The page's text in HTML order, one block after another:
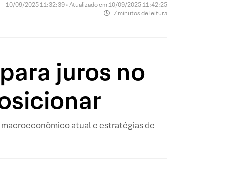
10/09/2025 11:32:39 • Atualizado em 10/09/2025 11:42:25
7 minutos de leitura
juros no
atual e estratégias de